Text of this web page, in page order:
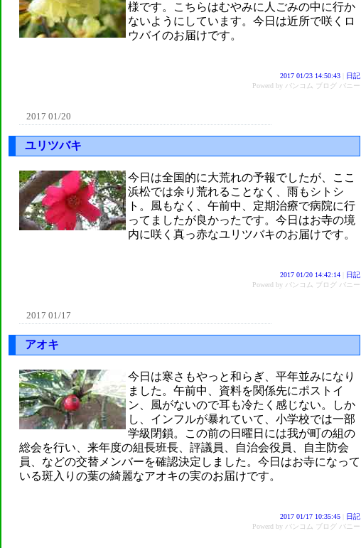
様です。こちらはむやみに人ごみの中に行か
ないようにしています。今日は近所で咲くロ
ウバイのお届けです。
2017 01/23 14:50:43
日記
Powerd by バンコム ブログ バニー
2017 01/20
ユリツバキ
今日は全国的に大荒れの予報でしたが、ここ
浜松では余り荒れることなく、雨もシトシ
ト。風もなく、午前中、定期治療で病院に行
ってましたが良かったです。今日はお寺の境
内に咲く真っ赤なユリツバキのお届けです。
2017 01/20 14:42:14
日記
Powerd by バンコム ブログ バニー
2017 01/17
アオキ
今日は寒さもやっと和らぎ、平年並みになり
ました。午前中、資料を関係先にポストイ
ン、風がないので耳も冷たく感じない。しか
し、インフルが暴れていて、小学校では一部
学級閉鎖。この前の日曜日には我が町の組の
総会を行い、来年度の組長班長、評議員、自治会役員、自主防会
員、などの交替メンバーを確認決定しました。今日はお寺になって
いる斑入りの葉の綺麗なアオキの実のお届けです。
2017 01/17 10:35:45
日記
Powerd by バンコム ブログ バニー